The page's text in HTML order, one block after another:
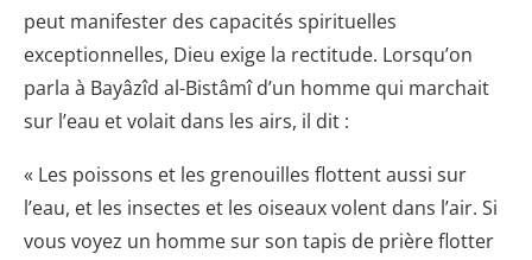
peut manifester des capacités spirituelles
exceptionnelles, Dieu exige la rectitude. Lorsqu’on
parla à Bayâzîd al-Bistâmî d’un homme qui marchait
sur l’eau et volait dans les airs, il dit :
« Les poissons et les grenouilles flottent aussi sur
l’eau, et les insectes et les oiseaux volent dans l’air. Si
vous voyez un homme sur son tapis de prière flotter